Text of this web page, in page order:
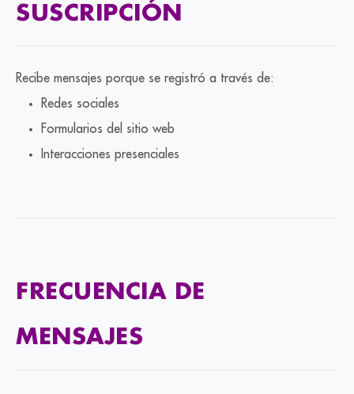
SUSCRIPCIÓN
Recibe mensajes porque se registró a través de:
Redes sociales
Formularios del sitio web
Interacciones presenciales
FRECUENCIA DE
MENSAJES